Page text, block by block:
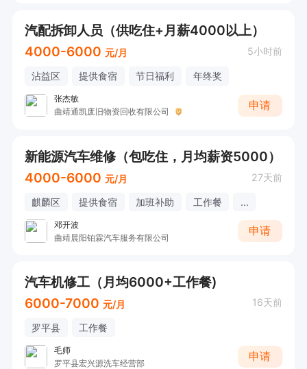
汽配拆卸人员（供吃住+月薪4000以上）
4000-6000 元/月 5小时前
沾益区 提供食宿 节日福利 年终奖
张杰敏
曲靖通凯废旧物资回收有限公司
申请
新能源汽车维修（包吃住，月均薪资5000）
4000-6000 元/月 27天前
麒麟区 提供食宿 加班补助 工作餐 ...
邓开波
曲靖晨阳铂霖汽车服务有限公司
申请
汽车机修工（月均6000+工作餐)
6000-7000 元/月 16天前
罗平县 工作餐
毛师
罗平县宏兴源洗车经营部
申请